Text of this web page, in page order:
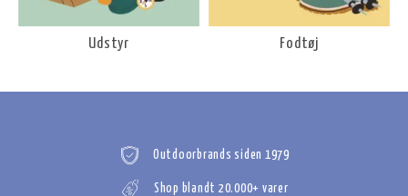
Udstyr Fodtøj
Outdoorbrands siden 1979
Shop blandt 20.000+ varer